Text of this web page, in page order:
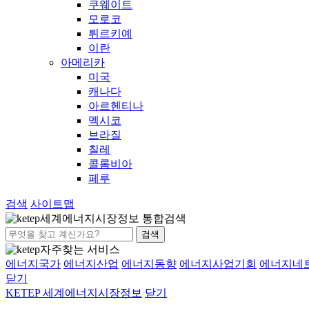
쿠웨이트
모로코
튀르키예
이란
아메리카
미국
캐나다
아르헨티나
멕시코
브라질
칠레
콜롬비아
페루
검색 사이트맵
세계에너지시장정보 통합검색
검색
자주찾는 서비스
에너지국가 에너지산업 에너지동향 에너지사업기회 에너지네
닫기
KETEP 세계에너지시장정보 닫기